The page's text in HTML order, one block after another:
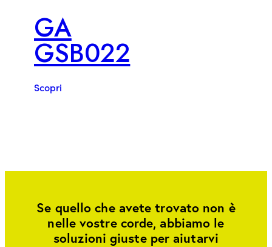
GA
GSB022
Scopri
Se quello che avete trovato non è
nelle vostre corde, abbiamo le
soluzioni giuste per aiutarvi